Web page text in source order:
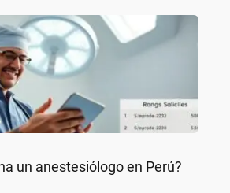
un anestesiólogo en Perú?